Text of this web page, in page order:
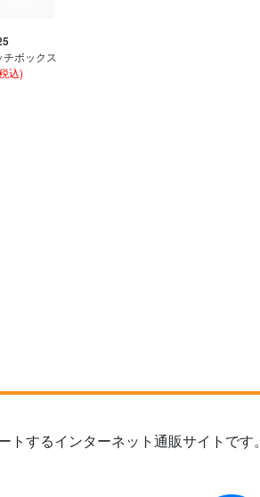
ボックス
込)
するインターネット通販サイトです。